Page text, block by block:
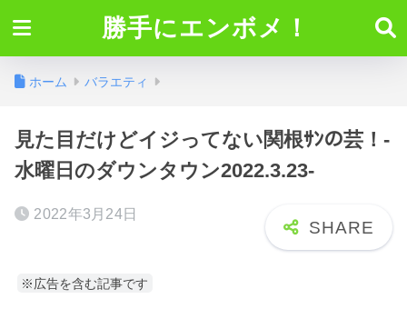
勝手にエンボメ！
ホーム バラエティ
見た目だけどイジってない関根ｻﾝの芸！-
水曜日のダウンタウン2022.3.23-
2022年3月24日
※広告を含む記事です